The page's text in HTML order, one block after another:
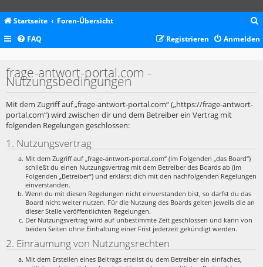
Startseite Foren-Übersicht
c
FAQ Anmelden
Registrieren
frage-antwort-portal.com -
Nutzungsbedingungen
Mit dem Zugriff auf „frage-antwort-portal.com“ („https://frage-antwort-
portal.com“) wird zwischen dir und dem Betreiber ein Vertrag mit
folgenden Regelungen geschlossen:
1. Nutzungsvertrag
Mit dem Zugriff auf „frage-antwort-portal.com“ (im Folgenden „das Board“)
schließt du einen Nutzungsvertrag mit dem Betreiber des Boards ab (im
Folgenden „Betreiber“) und erklärst dich mit den nachfolgenden Regelungen
einverstanden.
Wenn du mit diesen Regelungen nicht einverstanden bist, so darfst du das
Board nicht weiter nutzen. Für die Nutzung des Boards gelten jeweils die an
dieser Stelle veröffentlichten Regelungen.
Der Nutzungsvertrag wird auf unbestimmte Zeit geschlossen und kann von
beiden Seiten ohne Einhaltung einer Frist jederzeit gekündigt werden.
2. Einräumung von Nutzungsrechten
Mit dem Erstellen eines Beitrags erteilst du dem Betreiber ein einfaches,